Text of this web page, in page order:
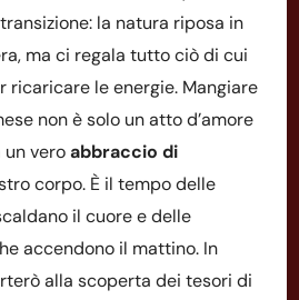
la natura riposa in
ma ci regala tutto ciò di cui
ricaricare le energie. Mangiare
non è solo un atto d’amore
un veroabbraccio di
corpo. È il tempo delle
il cuore e delle
accendono il mattino. In
alla scoperta dei tesori di